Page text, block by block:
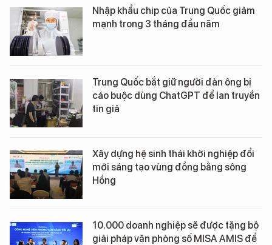
Nhập khẩu chip của Trung Quốc giảm
mạnh trong 3 tháng đầu năm
Trung Quốc bắt giữ người đàn ông bị
cáo buộc dùng ChatGPT để lan truyền
tin giả
Xây dựng hệ sinh thái khởi nghiệp đổi
mới sáng tạo vùng đồng bằng sông
Hồng
10.000 doanh nghiệp sẽ được tặng bộ
giải pháp văn phòng số MISA AMIS để